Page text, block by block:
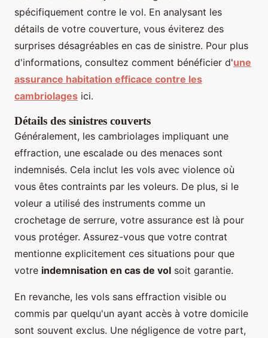
spécifiquement contre le vol. En analysant les
détails de votre couverture, vous éviterez des
surprises désagréables en cas de sinistre. Pour plus
d'informations, consultez comment bénéficier d'une
assurance habitation efficace contre les
cambriolages ici.
Détails des sinistres couverts
Généralement, les cambriolages impliquant une
effraction, une escalade ou des menaces sont
indemnisés. Cela inclut les vols avec violence où
vous êtes contraints par les voleurs. De plus, si le
voleur a utilisé des instruments comme un
crochetage de serrure, votre assurance est là pour
vous protéger. Assurez-vous que votre contrat
mentionne explicitement ces situations pour que
votre indemnisation en cas de vol soit garantie.
En revanche, les vols sans effraction visible ou
commis par quelqu'un ayant accès à votre domicile
sont souvent exclus. Une négligence de votre part,